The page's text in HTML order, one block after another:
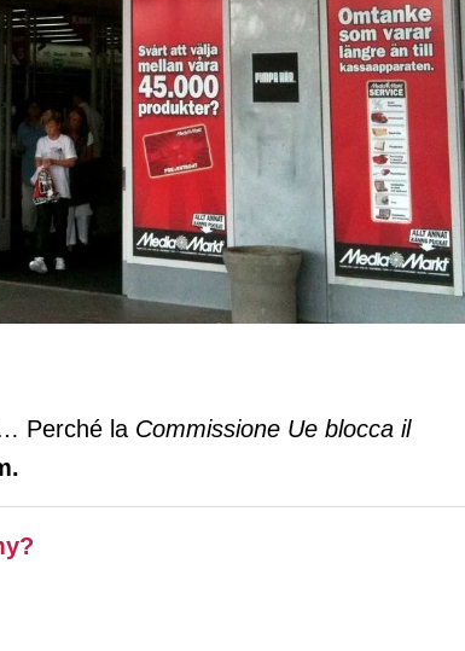
l’acquisizione fino al 2
Perché la Commissione Ue blocca il